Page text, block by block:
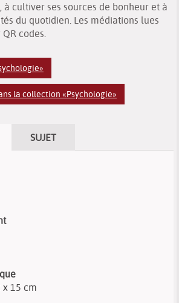
cultiver ses sources de bonheur et à
du quotidien. Les médiations lues
codes.
la collection «Psychologie»
SUJET
x 15 cm